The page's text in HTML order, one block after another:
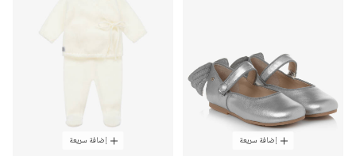
إضافة سريعة إضافة سريعة